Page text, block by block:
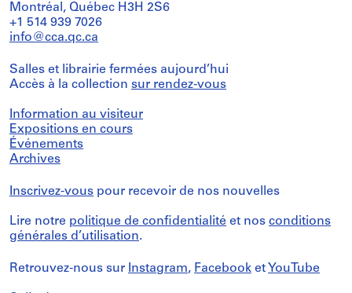
Montréal, Québec H3H 2S6
+1 514 939 7026
info@cca.qc.ca
Salles et librairie fermées aujourd’hui
Accès à la collection sur rendez-vous
Information au visiteur
Expositions en cours
Événements
Archives
Inscrivez-vous pour recevoir de nos nouvelles
Lire notre politique de confidentialité et nos conditions
générales d’utilisation.
Retrouvez-nous sur Instagram, Facebook et YouTube